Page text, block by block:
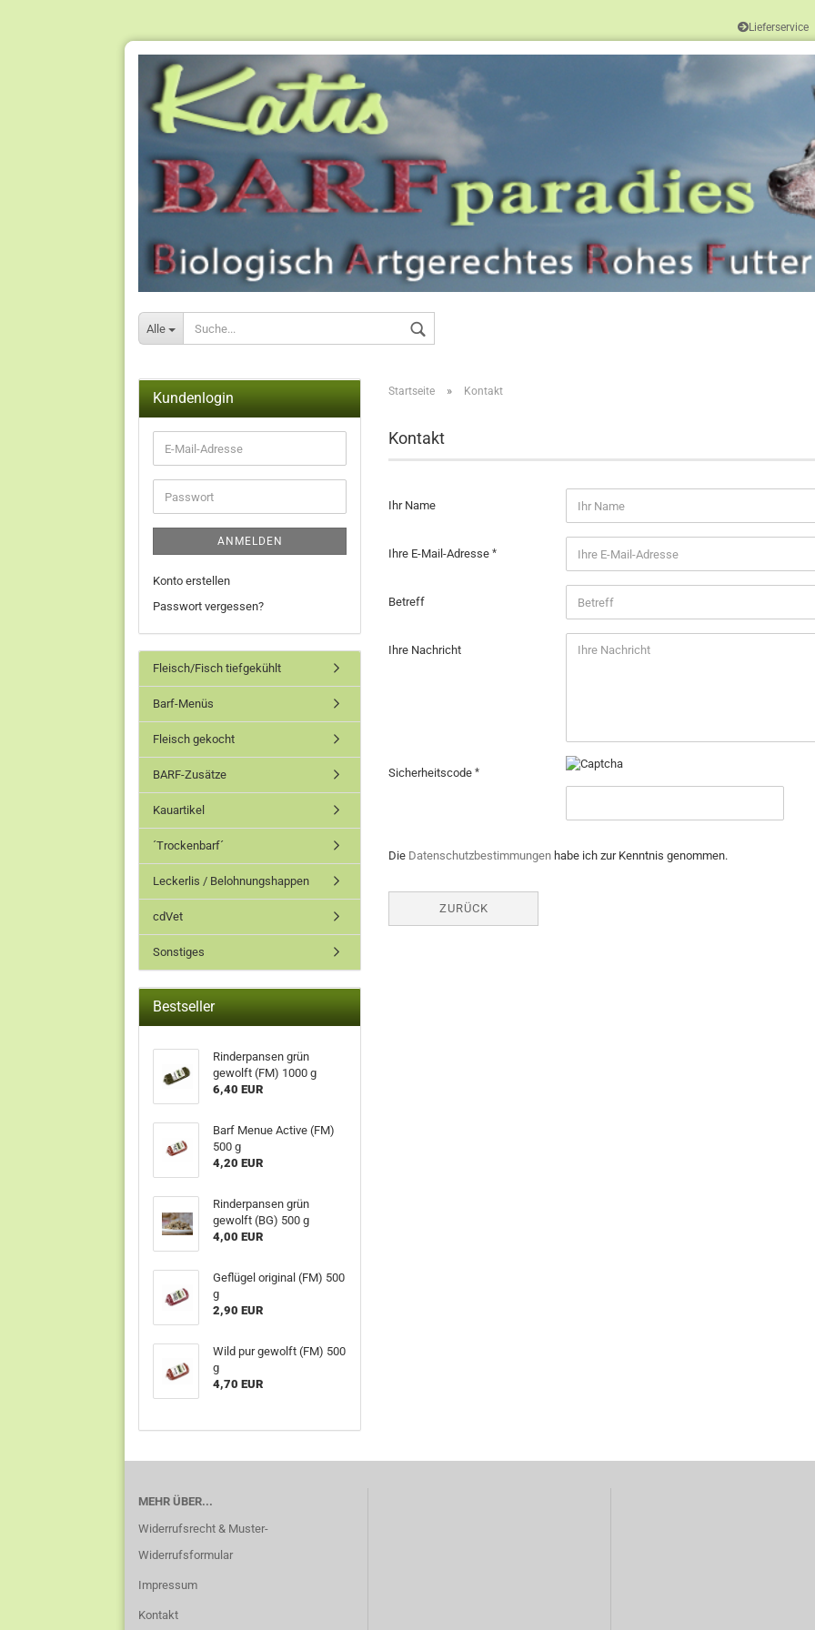
Lieferservice
Sprache auswählen
Konto erstellen
Alle
Startseite » Kontakt
Kontakt
Ihr Name
Ihre E-Mail-Adresse
Betreff
Ihre Nachricht
Sicherheitscode
Die Datenschutzbestimmungen habe ich zur Kenntnis genommen.
ZURÜCK
Kundenlogin
ANMELDEN
Konto erstellen
Passwort vergessen?
Fleisch/Fisch tiefgekühlt
Barf-Menüs
Fleisch gekocht
BARF-Zusätze
Kauartikel
´Trockenbarf´
Leckerlis / Belohnungshappen
cdVet
Sonstiges
Bestseller
Rinderpansen grün
gewolft (FM) 1000 g
6,40 EUR
Barf Menue Active (FM)
500 g
4,20 EUR
Rinderpansen grün
gewolft (BG) 500 g
4,00 EUR
Geflügel original (FM) 500
g
2,90 EUR
Wild pur gewolft (FM) 500
g
4,70 EUR
MEHR ÜBER...
Widerrufsrecht & Muster-
Widerrufsformular
Impressum
Kontakt